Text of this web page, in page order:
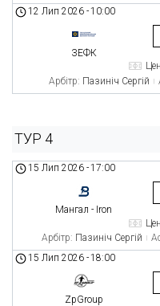
12 Лип 2026 -10:00
ЗЕФК
Арбітр: Пазиніч Сергій
ТУР 4
15 Лип 2026 -17:00
Мангал - Iron
Арбітр: Пазиніч Сергій
15 Лип 2026 -18:00
ZpGroup